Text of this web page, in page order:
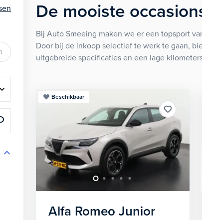
De mooiste
Bij Auto Smeeing maken we er een topsport
Door bij de inkoop selectief te werk te gaan,
uitgebreide specificaties en een lage
Beschikbaar
Alfa Romeo Junior